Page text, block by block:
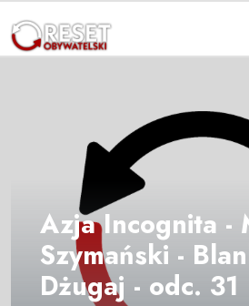
Azja Incognita -
Szymański -
Dżugaj - odc. 31